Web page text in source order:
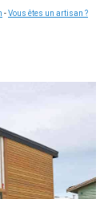
-Vous êtes un artisan ?